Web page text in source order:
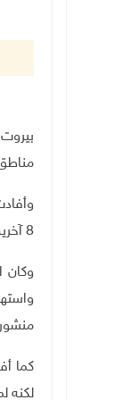
8 آخرين، في غارات شنها الاحتلال الإسرائيلي على بلدة طورا في صور.
وكان
كما
لكنه